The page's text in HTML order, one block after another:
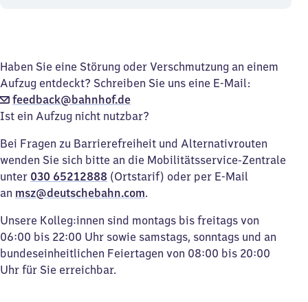
Haben Sie eine Störung oder Verschmutzung an einem
Aufzug entdeckt? Schreiben Sie uns eine E-Mail:
feedback@bahnhof.de
Ist ein Aufzug nicht nutzbar?
Bei Fragen zu Barrierefreiheit und Alternativrouten
wenden Sie sich bitte an die Mobilitätsservice-Zentrale
unter 030 65212888 (Ortstarif) oder per E-Mail
an msz@deutschebahn.com.
Unsere Kolleg:innen sind montags bis freitags von
06:00 bis 22:00 Uhr sowie samstags, sonntags und an
bundeseinheitlichen Feiertagen von 08:00 bis 20:00
Uhr für Sie erreichbar.